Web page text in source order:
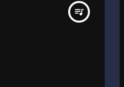
queue_music